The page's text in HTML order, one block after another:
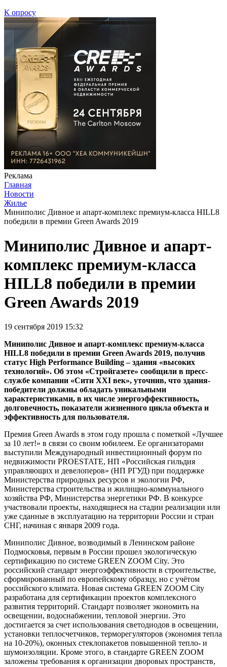
К опросу
Реклама
Главная
Новости
Жилье
Миниполис Дивное и апарт-комплекс премиум-класса HILL8
победили в премии Green Awards 2019
Миниполис Дивное и апарт-
комплекс премиум-класса
HILL8 победили в премии
Green Awards 2019
19 сентября 2019 15:32
Миниполис Дивное и апарт-комплекс премиум-класса
HILL8 победили в премии Green Awards 2019, получив
статус High Performance Building – здания «высоких
технологий». Об этом «Стройгазете» сообщили в пресс-
службе компании «Сити XXI век», уточнив, что здания-
победители должны обладать уникальными
характеристиками, в их числе энергоэффективность,
долговечность, показатели жизненного цикла объекта и
эффективность для пользователя.
Премия Green Awards в этом году прошла с пометкой «Лучшее
за 10 лет!» в связи со своим юбилеем. Ее организаторами
выступили Международный инвестиционный форум по
недвижимости PROESTATE, НП «Российская гильдия
управляющих и девелоперов» (НП РГУД) при поддержке
Министерства природных ресурсов и экологии РФ,
Министерства строительства и жилищно-коммунального
хозяйства РФ, Министерства энергетики РФ. В конкурсе
участвовали проекты, находящиеся на стадии реализации или
уже сданные в эксплуатацию на территории России и стран
СНГ, начиная с января 2009 года.
Миниполис Дивное, возводимый в Ленинском районе
Подмосковья, первым в России прошел экологическую
сертификацию по системе GREEN ZOOM City. Это
российский стандарт энергоэффективности в строительстве,
сформированный по европейскому образцу, но с учётом
российского климата. Новая система GREEN ZOOM City
разработана для сертификации проектов комплексного
развития территорий. Стандарт позволяет экономить на
освещении, водоснабжении, тепловой энергии. Это
достигается за счет использования светодиодов в освещении,
установки теплосчетчиков, терморегуляторов (экономия тепла
на 10-20%), оконных стеклопакетов повышенной тепло- и
шумоизоляции. Кроме этого, в стандарте GREEN ZOOM
заложены требования к организации дворовых пространств,